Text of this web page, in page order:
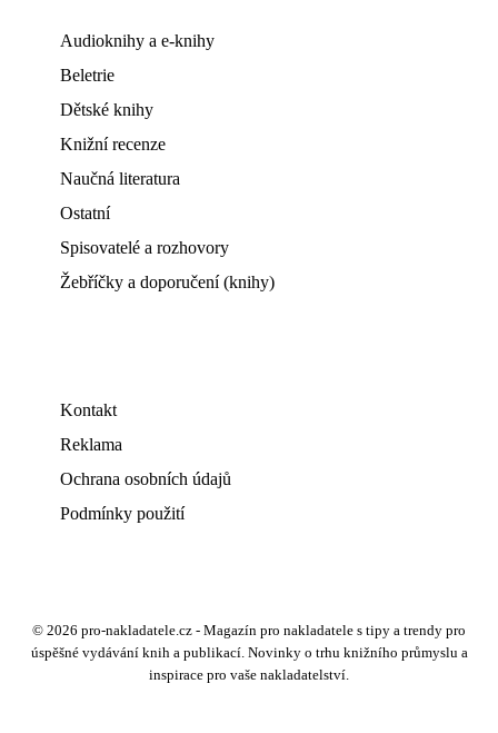
Audioknihy a e-knihy
Beletrie
Dětské knihy
Knižní recenze
Naučná literatura
Ostatní
Spisovatelé a rozhovory
Žebříčky a doporučení (knihy)
Kontakt
Reklama
Ochrana osobních údajů
Podmínky použití
© 2026 pro-nakladatele.cz - Magazín pro nakladatele s tipy a trendy pro
úspěšné vydávání knih a publikací. Novinky o trhu knižního průmyslu a
inspirace pro vaše nakladatelství.